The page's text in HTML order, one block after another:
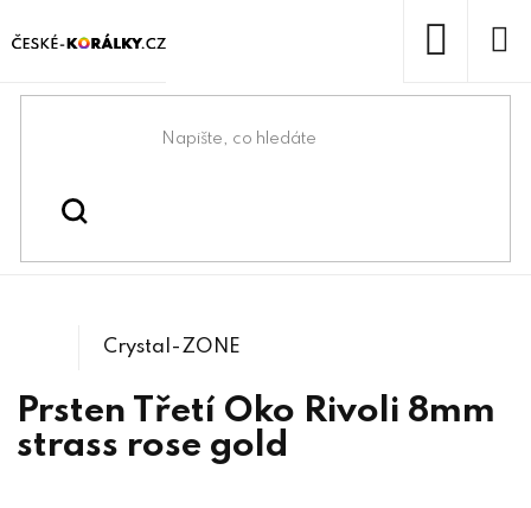
na
Domů
Swarovski® & lůžka
Crystals /
Prsten Třetí Oko Rivoli 8mm
strass rose gold
Crystal-ZONE